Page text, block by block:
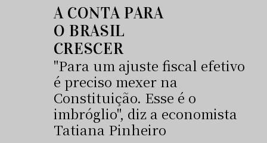
A CONTA PARA
O BRASIL
CRESCER
"Para um ajuste fiscal efetivo
é preciso mexer na
Constituição. Esse é o
imbróglio", diz a economista
Tatiana Pinheiro